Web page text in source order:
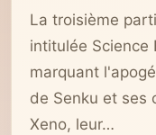
La troisième
intitulée Science
marquant
de Senku et ses
Xeno, leur…